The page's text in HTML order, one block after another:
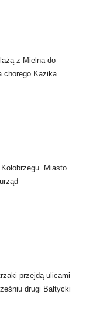
z Mielna do
chorego Kazika
Miasto
przejdą ulicami
drugi Bałtycki